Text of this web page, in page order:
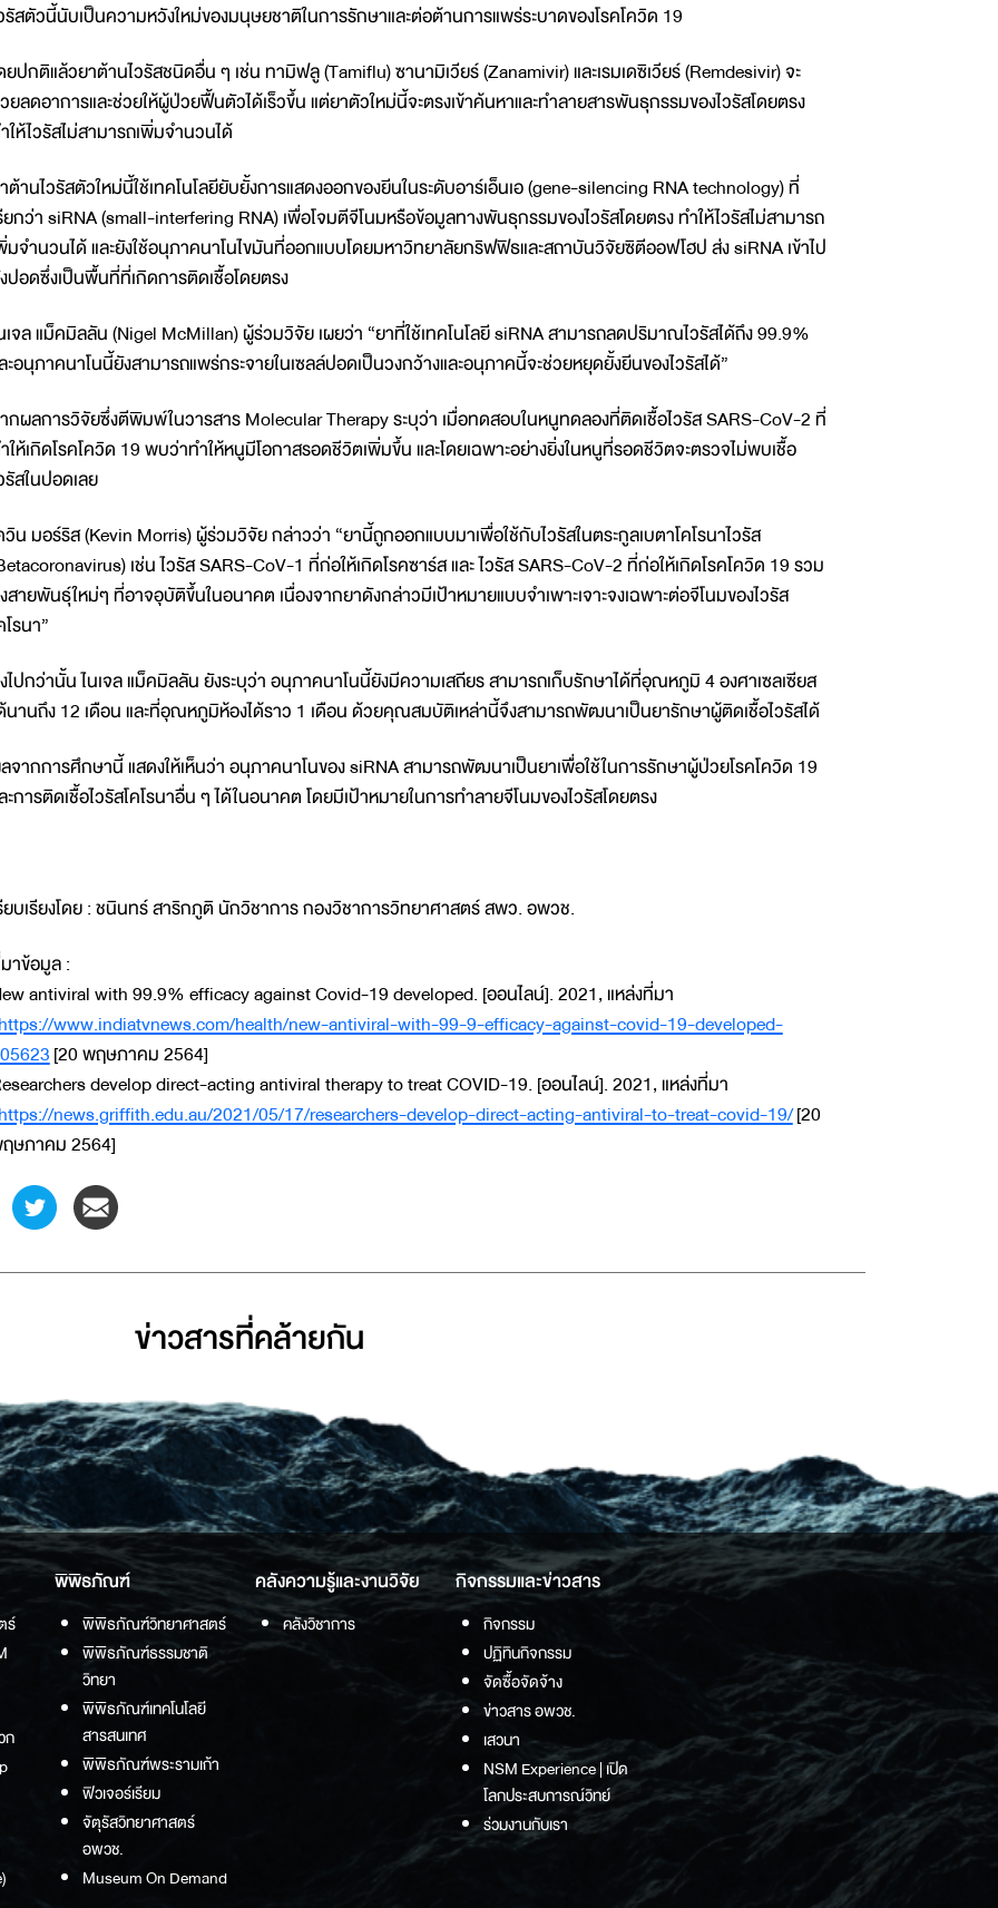
รัสตัวนี้นับเป็นความหวังใหม่ของมนุษยชาติในการรักษาและต่อต้านการแพร่ระบาดของโรคโควิด 19
ยปกติแล้วยาต้านไวรัสชนิดอื่น ๆ เช่น ทามิฟลู (Tamiflu) ซานามิเวียร์ (Zanamivir) และเรมเดซิเวียร์ (Remdesivir) จะ
ยลดอาการและช่วยให้ผู้ป่วยฟื้นตัวได้เร็วขึ้น แต่ยาตัวใหม่นี้จะตรงเข้าค้นหาและทำลายสารพันธุกรรมของไวรัสโดยตรง
ให้ไวรัสไม่สามารถเพิ่มจำนวนได้
ต้านไวรัสตัวใหม่นี้ใช้เทคโนโลยียับยั้งการแสดงออกของยีนในระดับอาร์เอ็นเอ (gene-silencing RNA technology) ที่
ยกว่า siRNA (small-interfering RNA) เพื่อโจมตีจีโนมหรือข้อมูลทางพันธุกรรมของไวรัสโดยตรง ทำให้ไวรัสไม่สามารถ
มจำนวนได้ และยังใช้อนุภาคนาโนไขมันที่ออกแบบโดยมหาวิทยาลัยกริฟฟิธและสถาบันวิจัยซิตีออฟโฮป ส่ง siRNA เข้าไป
ปอดซึ่งเป็นพื้นที่ที่เกิดการติดเชื้อโดยตรง
เจล แม็คมิลลัน (Nigel McMillan) ผู้ร่วมวิจัย เผยว่า “ยาที่ใช้เทคโนโลยี siRNA สามารถลดปริมาณไวรัสได้ถึง 99.9%
ะอนุภาคนาโนนี้ยังสามารถแพร่กระจายในเซลล์ปอดเป็นวงกว้างและอนุภาคนี้จะช่วยหยุดยั้งยีนของไวรัสได้”
กผลการวิจัยซึ่งตีพิมพ์ในวารสาร Molecular Therapy ระบุว่า เมื่อทดสอบในหนูทดลองที่ติดเชื้อไวรัส SARS-CoV-2 ที่
ให้เกิดโรคโควิด 19 พบว่าทำให้หนูมีโอกาสรอดชีวิตเพิ่มขึ้น และโดยเฉพาะอย่างยิ่งในหนูที่รอดชีวิตจะตรวจไม่พบเชื้อ
รัสในปอดเลย
วิน มอร์ริส (Kevin Morris) ผู้ร่วมวิจัย กล่าวว่า “ยานี้ถูกออกแบบมาเพื่อใช้กับไวรัสในตระกูลเบตาโคโรนาไวรัส
เช่น ไวรัส SARS-CoV-1 ที่ก่อให้เกิดโรคซาร์ส และ ไวรัส SARS-CoV-2 ที่ก่อให้เกิดโรคโควิด 19 รวม
สายพันธุ์ใหม่ๆ ที่อาจอุบัติขึ้นในอนาคต เนื่องจากยาดังกล่าวมีเป้าหมายแบบจำเพาะเจาะจงเฉพาะต่อจีโนมของไวรัส
โรนา”
ไปกว่านั้น ไนเจล แม็คมิลลัน ยังระบุว่า อนุภาคนาโนนี้ยังมีความเสถียร สามารถเก็บรักษาได้ที่อุณหภูมิ 4 องศาเซลเซียส
นานถึง 12 เดือน และที่อุณหภูมิห้องได้ราว 1 เดือน ด้วยคุณสมบัติเหล่านี้จึงสามารถพัฒนาเป็นยารักษาผู้ติดเชื้อไวรัสได้
จากการศึกษานี้ แสดงให้เห็นว่า อนุภาคนาโนของ siRNA สามารถพัฒนาเป็นยาเพื่อใช้ในการรักษาผู้ป่วยโรคโควิด 19
ะการติดเชื้อไวรัสโคโรนาอื่น ๆ ได้ในอนาคต โดยมีเป้าหมายในการทำลายจีโนมของไวรัสโดยตรง
ยบเรียงโดย : ชนินทร์ สาริกภูติ นักวิชาการ กองวิชาการวิทยาศาสตร์ สพว. อพวช.
าข้อมูล :
antiviral with 99.9% efficacy against Covid-19 developed. [ออนไลน์]. 2021, แหล่งที่มา
https://www.indiatvnews.com/health/new-antiviral-with-99-9-efficacy-against-covid-19-developed-
[20 พฤษภาคม 2564]
develop direct-acting antiviral therapy to treat COVID-19. [ออนไลน์]. 2021, แหล่งที่มา
https://news.griffith.edu.au/2021/05/17/researchers-develop-direct-acting-antiviral-to-treat-covid-19/[20
ษภาคม 2564]
ข่าวสารที่่คล้ายกัน
ร์
ก
พิพิธภัณฑ์
พิพิธภัณฑ์วิทยาศาสตร์
พิพิธภัณฑ์ธรรมชาติ
วิทยา
พิพิธภัณฑ์เทคโนโลยี
สารสนเทศ
พิพิธภัณฑ์พระรามเก้า
ฟิวเจอร์เรียม
จัตุรัสวิทยาศาสตร์
อพวช.
Museum On Demand
คลังความรู้และงานวิจัย
คลังวิชาการ
กิจกรรมและข่าวสาร
กิจกรรม
ปฏิทินกิจกรรม
จัดซื้อจัดจ้าง
ข่าวสาร อพวช.
เสวนา
NSM Experience | เปิด
โลกประสบการณ์วิทย์
ร่วมงานกับเรา